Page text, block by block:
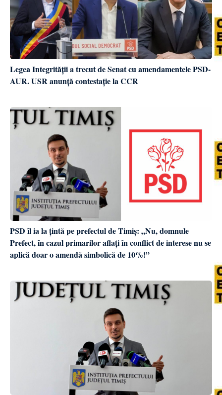
Legea Integrității a trecut de Senat cu amendamentele PSD-
AUR. USR anunță contestație la CCR
PSD îl ia la țintă pe prefectul de Timiș: „Nu, domnule
Prefect, în cazul primarilor aflați în conflict de interese nu se
aplică doar o amendă simbolică de 10%!”